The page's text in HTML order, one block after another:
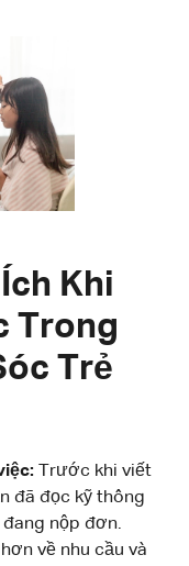
Khi
Trong
Trẻ
Trước khi viết
đã đọc kỹ thông
nộp đơn.
về nhu cầu và